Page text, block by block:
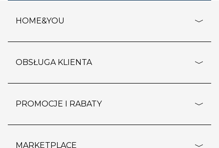
HOME&YOU
o firmie
polityka prywatności
kontakt
OBSŁUGA KLIENTA
dostawy i płatność
PROMOCJE I RABATY
outlet
MARKETPLACE